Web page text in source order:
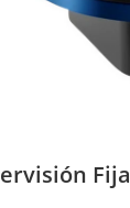
Fija